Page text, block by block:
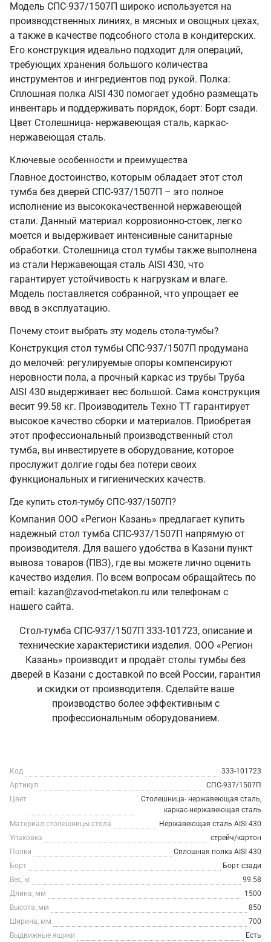
Модель СПС-937/1507П широко используется на
производственных линиях, в мясных и овощных цехах,
а также в качестве подсобного стола в кондитерских.
Его конструкция идеально подходит для операций,
требующих хранения большого количества
инструментов и ингредиентов под рукой. Полка:
Сплошная полка AISI 430 помогает удобно размещать
инвентарь и поддерживать порядок, борт: Борт сзади.
Цвет Столешница- нержавеющая сталь, каркас-
нержавеющая сталь.
Ключевые особенности и преимущества
Главное достоинство, которым обладает этот стол
тумба без дверей СПС-937/1507П – это полное
исполнение из высококачественной нержавеющей
стали. Данный материал коррозионно-стоек, легко
моется и выдерживает интенсивные санитарные
обработки. Столешница стол тумбы также выполнена
из стали Нержавеющая сталь AISI 430, что
гарантирует устойчивость к нагрузкам и влаге.
Модель поставляется собранной, что упрощает ее
ввод в эксплуатацию.
Почему стоит выбрать эту модель стола-тумбы?
Конструкция стол тумбы СПС-937/1507П продумана
до мелочей: регулируемые опоры компенсируют
неровности пола, а прочный каркас из трубы Труба
AISI 430 выдерживает вес большой. Сама конструкция
весит 99.58 кг. Производитель Техно ТТ гарантирует
высокое качество сборки и материалов. Приобретая
этот профессиональный производственный стол
тумба, вы инвестируете в оборудование, которое
прослужит долгие годы без потери своих
функциональных и гигиенических качеств.
Где купить стол-тумбу СПС-937/1507П?
Компания ООО «Регион Казань» предлагает купить
надежный стол тумба СПС-937/1507П напрямую от
производителя. Для вашего удобства в Казани пункт
вывоза товаров (ПВЗ), где вы можете лично оценить
качество изделия. По всем вопросам обращайтесь по
email: kazan@zavod-metakon.ru или телефонам с
нашего сайта.
Стол-тумба СПС-937/1507П 333-101723, описание и
технические характеристики изделия. ООО «Регион
Казань» производит и продаёт столы тумбы без
дверей в Казани с доставкой по всей России, гарантия
и скидки от производителя. Сделайте ваше
производство более эффективным с
профессиональным оборудованием.
Код
333-101723
Артикул
СПС-937/1507П
Цвет
Столешница- нержавеющая сталь,
каркас-нержавеющая сталь
Материал столешницы стола
Нержавеющая сталь AISI 430
Упаковка
стрейч/картон
Полки
Сплошная полка AISI 430
Борт
Борт сзади
Вес, кг
99.58
Длина, мм
1500
Высота, мм
850
Ширина, мм
700
Выдвижные ящики
Есть